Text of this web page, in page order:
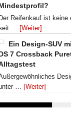
Der Reifenkauf ist
… [Weiter]
Ein Design-SUV
7 Crossback
… [Weiter]